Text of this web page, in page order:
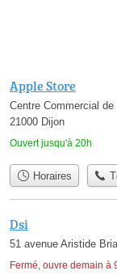
Apple Store
Centre Commercial de
21000 Dijon
Ouvert jusqu'à 20h
Horaires
Dsi
51 avenue Aristide
Fermé, ouvre demain à